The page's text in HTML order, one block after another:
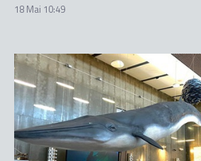
18 Mai 10:49